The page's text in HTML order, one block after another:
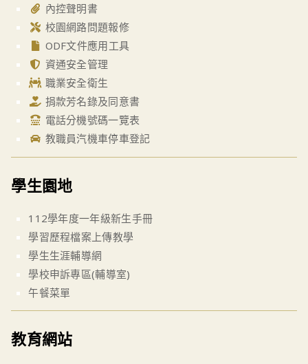
內控聲明書
校園網路問題報修
ODF文件應用工具
資通安全管理
職業安全衛生
捐款芳名錄及同意書
電話分機號碼一覽表
教職員汽機車停車登記
學生園地
112學年度一年級新生手冊
學習歷程檔案上傳教學
學生生涯輔導網
學校申訴專區(輔導室)
午餐菜單
教育網站